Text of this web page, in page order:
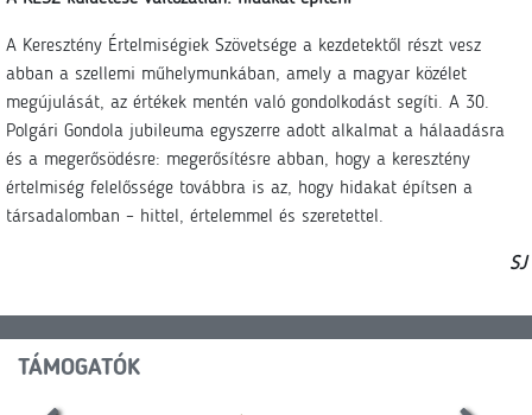
A Keresztény Értelmiségiek Szövetsége a kezdetektől részt vesz
abban a szellemi műhelymunkában, amely a magyar közélet
megújulását, az értékek mentén való gondolkodást segíti. A 30.
Polgári Gondola jubileuma egyszerre adott alkalmat a hálaadásra
és a megerősödésre: megerősítésre abban, hogy a keresztény
értelmiség felelőssége továbbra is az, hogy hidakat építsen a
társadalomban – hittel, értelemmel és szeretettel.
SJ
TÁMOGATÓK